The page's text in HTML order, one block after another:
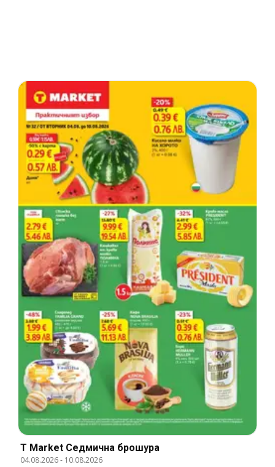
T Market Cедмична брошура
04.08.2026- 10.08.2026